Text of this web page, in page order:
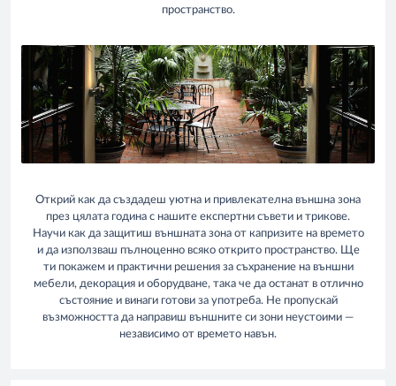
пространство.
Открий как да създадеш уютна и привлекателна външна зона
през цялата година с нашите експертни съвети и трикове.
Научи как да защитиш външната зона от капризите на времето
и да използваш пълноценно всяко открито пространство. Ще
ти покажем и практични решения за съхранение на външни
мебели, декорация и оборудване, така че да останат в отлично
състояние и винаги готови за употреба. Не пропускай
възможността да направиш външните си зони неустоими —
независимо от времето навън.